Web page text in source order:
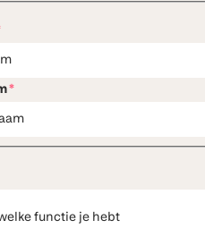
*
functie je hebt